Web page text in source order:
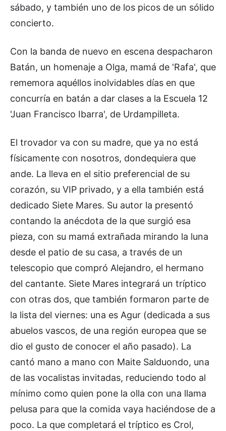
sábado, y también uno de los picos de un sólido
concierto.
Con la banda de nuevo en escena despacharon
Batán, un homenaje a Olga, mamá de 'Rafa', que
rememora aquéllos inolvidables días en que
concurría en batán a dar clases a la Escuela 12
'Juan Francisco Ibarra', de Urdampilleta.
El trovador va con su madre, que ya no está
físicamente con nosotros, dondequiera que
ande. La lleva en el sitio preferencial de su
corazón, su VIP privado, y a ella también está
dedicado Siete Mares. Su autor la presentó
contando la anécdota de la que surgió esa
pieza, con su mamá extrañada mirando la luna
desde el patio de su casa, a través de un
telescopio que compró Alejandro, el hermano
del cantante. Siete Mares integrará un tríptico
con otras dos, que también formaron parte de
la lista del viernes: una es Agur (dedicada a sus
abuelos vascos, de una región europea que se
dio el gusto de conocer el año pasado). La
cantó mano a mano con Maite Salduondo, una
de las vocalistas invitadas, reduciendo todo al
mínimo como quien pone la olla con una llama
pelusa para que la comida vaya haciéndose de a
poco. La que completará el tríptico es Crol,